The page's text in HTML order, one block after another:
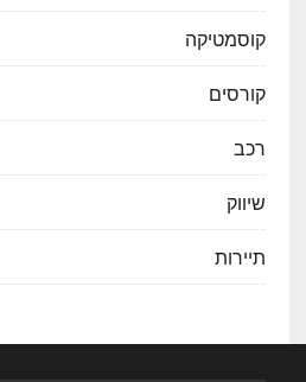
קוסמטיקה
קורסים
רכב
שיווק
תיירות